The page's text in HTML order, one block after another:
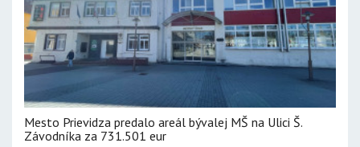
Mesto Prievidza predalo areál bývalej MŠ na Ulici Š.
Závodníka za 731.501 eur